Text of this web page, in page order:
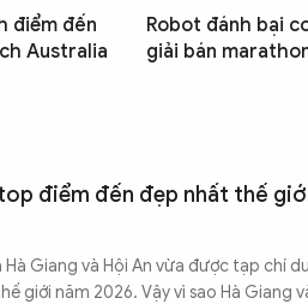
điểm đến
Australia
Robot đánh bại
giải bán
điểm đến đẹp nhất thế
Hà Giang và Hội An vừa được tạp chí
giới năm 2026. Vậy vì sao Hà Giang